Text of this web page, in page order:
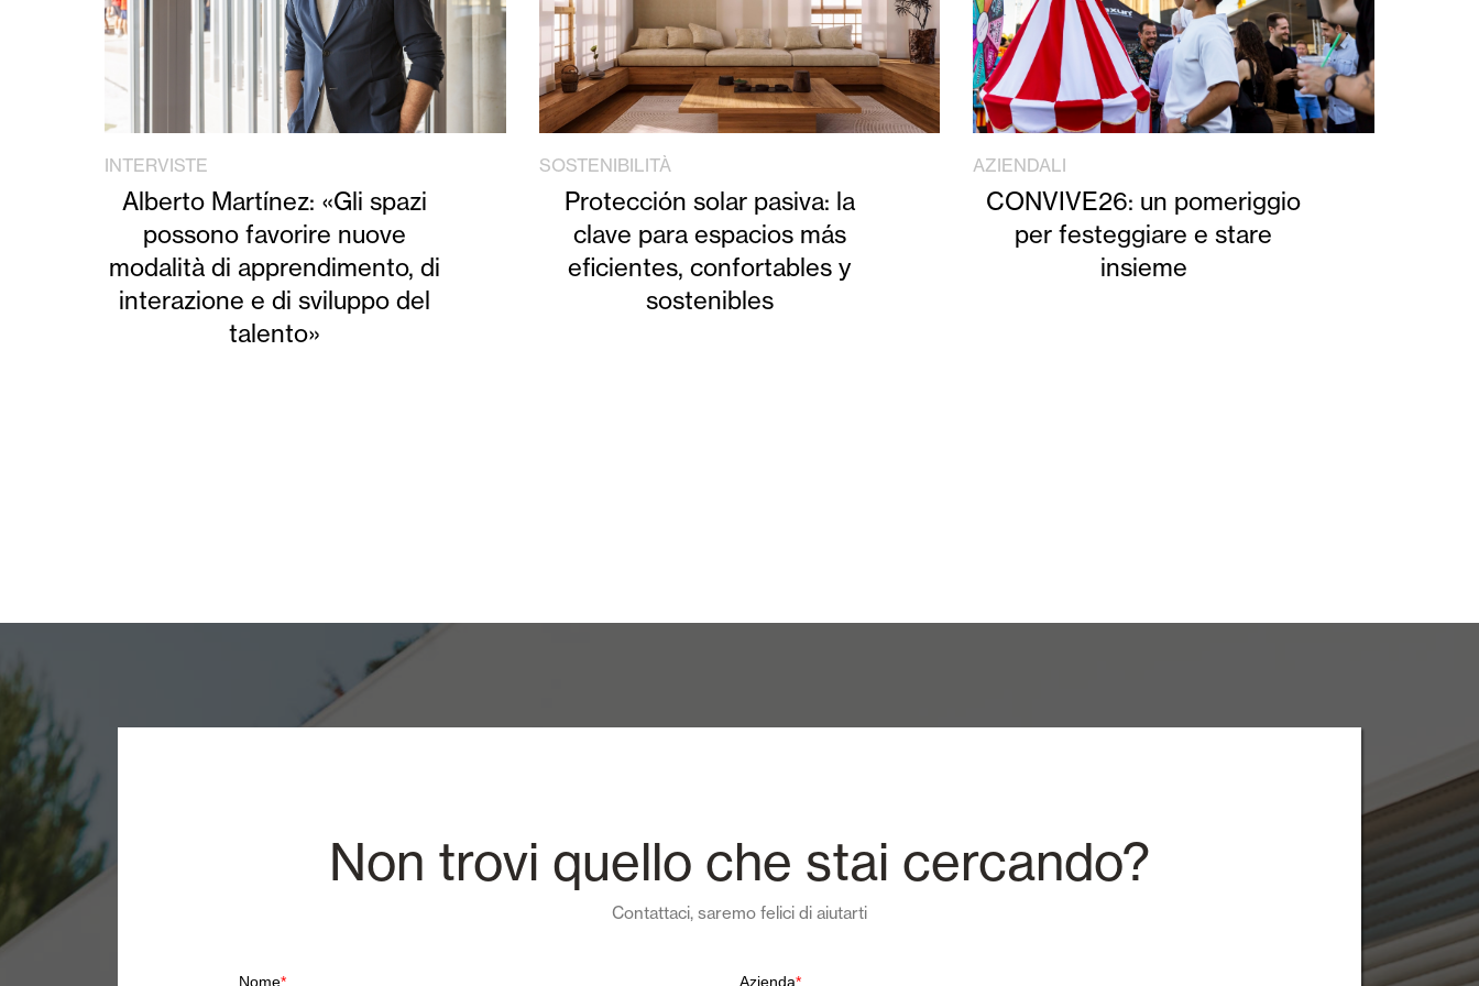
INTERVISTE
Alberto Martínez: «Gli spazi
possono favorire nuove
modalità di apprendimento, di
interazione e di sviluppo del
talento»
SOSTENIBILITÀ
Protección solar pasiva: la
clave para espacios más
eficientes, confortables y
sostenibles
AZIENDALI
CONVIVE26: un pomeriggio
per festeggiare e stare
insieme
Non trovi quello che stai cercando?
Contattaci, saremo felici di aiutarti